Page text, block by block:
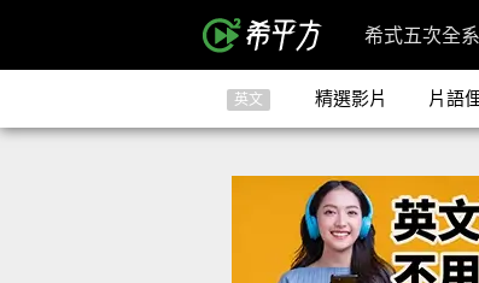
希式五次全系
英文 精選影片 片語